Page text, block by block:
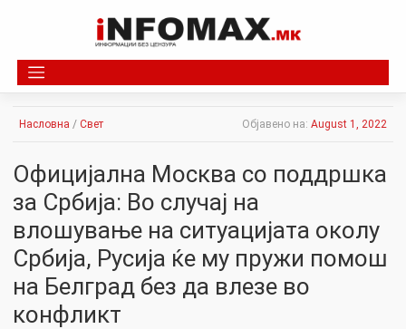
Насловна / Свет Објавено на: August 1, 2022
Официјална Москва со поддршка
за Србија: Во случај на
влошување на ситуацијата околу
Србија, Русија ќе му пружи помош
на Белград без да влезе во
конфликт